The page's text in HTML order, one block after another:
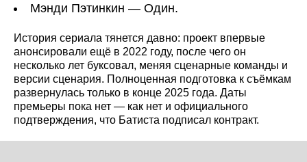
Мэнди Пэтинкин — Один.
История сериала тянется давно: проект впервые
анонсировали ещё в 2022 году, после чего он
несколько лет буксовал, меняя сценарные команды и
версии сценария. Полноценная подготовка к съёмкам
развернулась только в конце 2025 года. Даты
премьеры пока нет — как нет и официального
подтверждения, что Батиста подписал контракт.